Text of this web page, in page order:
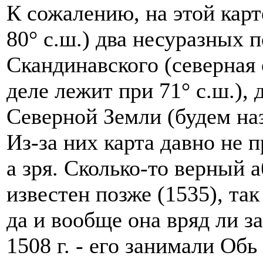
К сожалению, на этой
80° с.ш.) два несуразных
Скандинавского
деле лежит при 71° с.ш.),
Северной Земли (будем
Из-за них карта давно не
а зря. Сколько-то верный
известен позже (1535),
да и вообще она вряд ли
1508 г. - его занимали